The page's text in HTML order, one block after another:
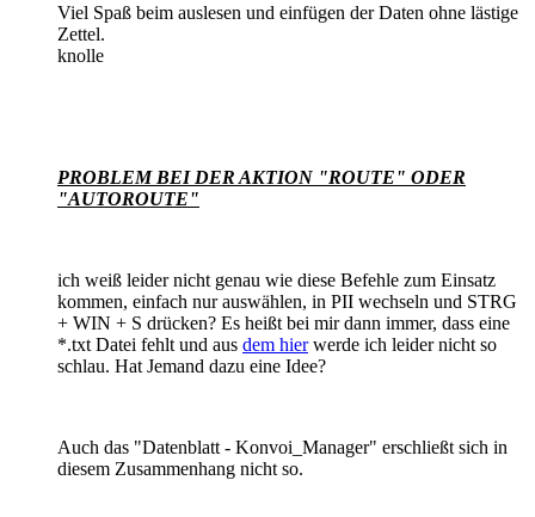
Viel Spaß beim auslesen und einfügen der Daten ohne lästige
Zettel.
knolle
PROBLEM BEI DER AKTION "ROUTE" ODER
"AUTOROUTE"
ich weiß leider nicht genau wie diese Befehle zum Einsatz
kommen, einfach nur auswählen, in PII wechseln und STRG
+ WIN + S drücken? Es heißt bei mir dann immer, dass eine
*.txt Datei fehlt und aus dem hierwerde ich leider nicht so
schlau. Hat Jemand dazu eine Idee?
Auch das "Datenblatt - Konvoi_Manager" erschließt sich in
diesem Zusammenhang nicht so.